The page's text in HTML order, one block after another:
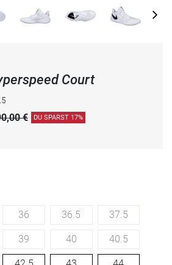
Court
€ DU SPARST 17%
36 36.5 37.5
39 40 40.5